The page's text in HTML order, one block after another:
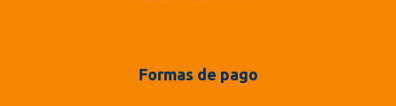
Formas de pago